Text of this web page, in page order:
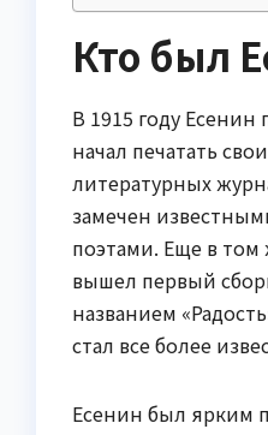
Кто был
В 1915 году Есенин
начал печатать
литературных
замечен
поэтами. Еще в том
вышел первый
названием
стал все более
Есенин был ярким